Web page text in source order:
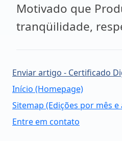
Motivado que
tranqüilidade,
Enviar artigo - Certificado
Início (Homepage)
Sitemap (Edições por mês e
Entre em contato